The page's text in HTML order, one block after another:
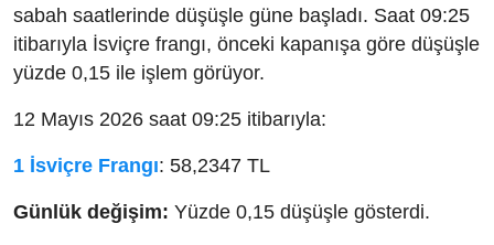
sabah saatlerinde düşüşle güne başladı. Saat 09:25
itibarıyla İsviçre frangı, önceki kapanışa göre düşüşle
yüzde 0,15 ile işlem görüyor.
12 Mayıs 2026 saat 09:25 itibarıyla:
1 İsviçre Frangı: 58,2347 TL
Günlük değişim: Yüzde 0,15 düşüşle gösterdi.